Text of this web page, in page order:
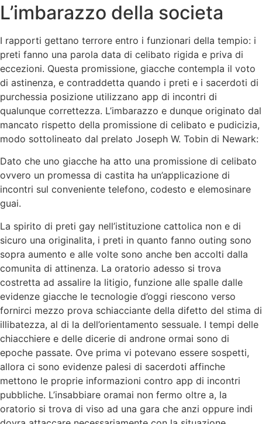
L’imbarazzo della societa
I rapporti gettano terrore entro i funzionari della tempio: i
preti fanno una parola data di celibato rigida e priva di
eccezioni. Questa promissione, giacche contempla il voto
di astinenza, e contraddetta quando i preti e i sacerdoti di
purchessia posizione utilizzano app di incontri di
qualunque correttezza. L’imbarazzo e dunque originato dal
mancato rispetto della promissione di celibato e pudicizia,
modo sottolineato dal prelato Joseph W. Tobin di Newark:
Dato che uno giacche ha atto una promissione di celibato
ovvero un promessa di castita ha un’applicazione di
incontri sul conveniente telefono, codesto e elemosinare
guai.
La spirito di preti gay nell’istituzione cattolica non e di
sicuro una originalita, i preti in quanto fanno outing sono
sopra aumento e alle volte sono anche ben accolti dalla
comunita di attinenza. La oratorio adesso si trova
costretta ad assalire la litigio, funzione alle spalle dalle
evidenze giacche le tecnologie d’oggi riescono verso
fornirci mezzo prova schiacciante della difetto del stima di
illibatezza, al di la dell’orientamento sessuale. I tempi delle
chiacchiere e delle dicerie di androne ormai sono di
epoche passate. Ove prima vi potevano essere sospetti,
allora ci sono evidenze palesi di sacerdoti affinche
mettono le proprie informazioni contro app di incontri
pubbliche. L’insabbiare oramai non fermo oltre a, la
oratorio si trova di viso ad una gara che anzi oppure indi